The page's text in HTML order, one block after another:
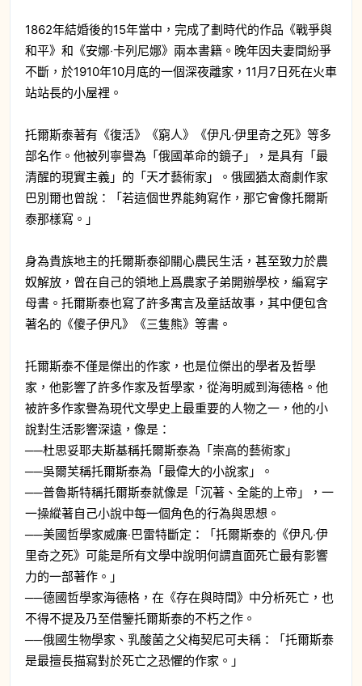
1862年結婚後的15年當中，完成了劃時代的作品《戰爭與
和平》和《安娜‧卡列尼娜》兩本書籍。晚年因夫妻間紛爭
不斷，於1910年10月底的一個深夜離家，11月7日死在火車
站站長的小屋裡。
托爾斯泰著有《復活》《窮人》《伊凡‧伊里奇之死》等多
部名作。他被列寧譽為「俄國革命的鏡子」，是具有「最
清醒的現實主義」的「天才藝術家」。俄國猶太裔劇作家
巴別爾也曾說：「若這個世界能夠寫作，那它會像托爾斯
泰那樣寫。」
身為貴族地主的托爾斯泰卻關心農民生活，甚至致力於農
奴解放，曾在自己的領地上爲農家子弟開辦學校，編寫字
母書。托爾斯泰也寫了許多寓言及童話故事，其中便包含
著名的《傻子伊凡》《三隻熊》等書。
托爾斯泰不僅是傑出的作家，也是位傑出的學者及哲學
家，他影響了許多作家及哲學家，從海明威到海德格。他
被許多作家譽為現代文學史上最重要的人物之一，他的小
說對生活影響深遠，像是：
──杜思妥耶夫斯基稱托爾斯泰為「崇高的藝術家」
──吳爾芙稱托爾斯泰為「最偉大的小說家」。
──普魯斯特稱托爾斯泰就像是「沉著、全能的上帝」，一
一操縱著自己小說中每一個角色的行為與思想。
──美國哲學家威廉‧巴雷特斷定：「托爾斯泰的《伊凡‧伊
里奇之死》可能是所有文學中說明何謂直面死亡最有影響
力的一部著作。」
──德國哲學家海德格，在《存在與時間》中分析死亡，也
不得不提及乃至借鑒托爾斯泰的不朽之作。
──俄國生物學家、乳酸菌之父梅契尼可夫稱：「托爾斯泰
是最擅長描寫對於死亡之恐懼的作家。」